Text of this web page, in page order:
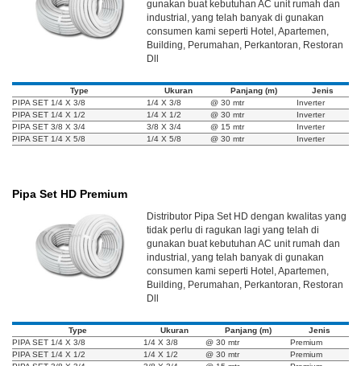
gunakan buat kebutuhan AC unit rumah dan
industrial, yang telah banyak di gunakan
consumen kami seperti Hotel, Apartemen,
Building, Perumahan, Perkantoran, Restoran
Dll
Type Ukuran Panjang (m)
Jenis
PIPA SET 1/4 X 3/8
1/4 X 3/8 @ 30 mtr
Inverter
PIPA SET 1/4 X 1/2
1/4 X 1/2 @ 30 mtr
Inverter
PIPA SET 3/8 X 3/4
3/8 X 3/4 @ 15 mtr
Inverter
PIPA SET 1/4 X 5/8
1/4 X 5/8 @ 30 mtr Inverter
Pipa Set HD Premium
Distributor Pipa Set HD dengan kwalitas yang
tidak perlu di ragukan lagi yang telah di
gunakan buat kebutuhan AC unit rumah dan
industrial, yang telah banyak di gunakan
consumen kami seperti Hotel, Apartemen,
Building, Perumahan, Perkantoran, Restoran
Dll
Type Ukuran Panjang (m)
Jenis
PIPA SET 1/4 X 3/8
1/4 X 3/8 @ 30 mtr
Premium
PIPA SET 1/4 X 1/2
1/4 X 1/2 @ 30 mtr
Premium